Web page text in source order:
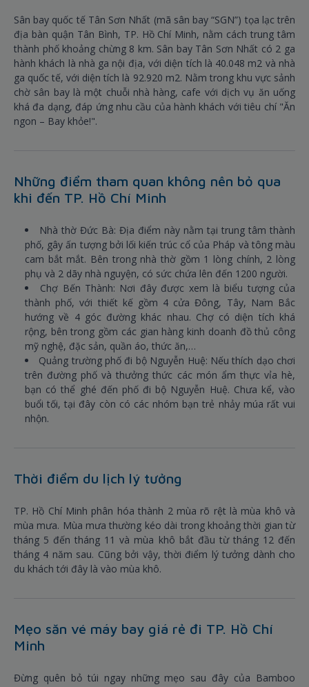
Sân bay quốc tế Tân Sơn Nhất (mã sân bay “SGN”) tọa lạc trên
địa bàn quận Tân Bình, TP. Hồ Chí Minh, nằm cách trung tâm
thành phố khoảng chừng 8 km. Sân bay Tân Sơn Nhất có 2 ga
hành khách là nhà ga nội địa, với diện tích là 40.048 m2 và nhà
ga quốc tế, với diện tích là 92.920 m2. Nằm trong khu vực sảnh
chờ sân bay là một chuỗi nhà hàng, cafe với dịch vụ ăn uống
khá đa dạng, đáp ứng nhu cầu của hành khách với tiêu chí "Ăn
ngon – Bay khỏe!".
Những điểm tham quan không nên bỏ qua
khi đến TP. Hồ Chí Minh
Nhà thờ Đức Bà: Địa điểm này nằm tại trung tâm thành
phố, gây ấn tượng bởi lối kiến trúc cổ của Pháp và tông màu
cam bắt mắt. Bên trong nhà thờ gồm 1 lòng chính, 2 lòng
phụ và 2 dãy nhà nguyện, có sức chứa lên đến 1200 người.
Chợ Bến Thành: Nơi đây được xem là biểu tượng của
thành phố, với thiết kế gồm 4 cửa Đông, Tây, Nam Bắc
hướng về 4 góc đường khác nhau. Chợ có diện tích khá
rộng, bên trong gồm các gian hàng kinh doanh đồ thủ công
mỹ nghệ, đặc sản, quần áo, thức ăn,…
Quảng trường phố đi bộ Nguyễn Huệ: Nếu thích dạo chơi
trên đường phố và thưởng thức các món ẩm thực vỉa hè,
bạn có thể ghé đến phố đi bộ Nguyễn Huệ. Chưa kể, vào
buổi tối, tại đây còn có các nhóm bạn trẻ nhảy múa rất vui
nhộn.
Thời điểm du lịch lý tưởng
TP. Hồ Chí Minh phân hóa thành 2 mùa rõ rệt là mùa khô và
mùa mưa. Mùa mưa thường kéo dài trong khoảng thời gian từ
tháng 5 đến tháng 11 và mùa khô bắt đầu từ tháng 12 đến
tháng 4 năm sau. Cũng bởi vậy, thời điểm lý tưởng dành cho
du khách tới đây là vào mùa khô.
Mẹo săn vé máy bay giá rẻ đi TP. Hồ Chí
Minh
Đừng quên bỏ túi ngay những mẹo sau đây của Bamboo